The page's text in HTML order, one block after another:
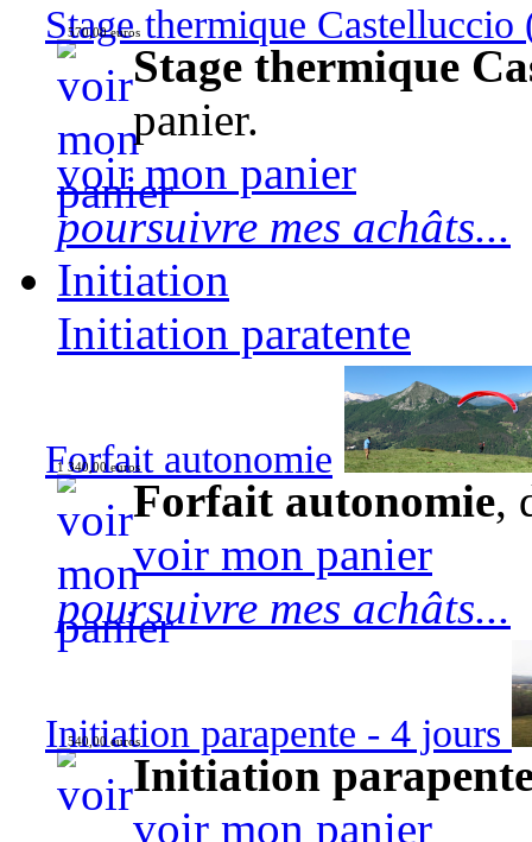
Stage thermique Castelluccio
570,00 euros
Stage thermique
panier.
voir mon panier
poursuivre mes achâts...
Initiation
Initiation paratente
Forfait autonomie
1 340,00 euros
Forfait autonomie,
voir mon panier
poursuivre mes achâts...
Initiation parapente - 4 jours
540,00 euros
Initiation
voir mon panier